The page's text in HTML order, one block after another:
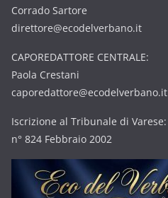
Corrado Sartore
direttore@ecodelverbano.it
CAPOREDATTORE CENTRALE:
Paola Crestani
caporedattore@ecodelverbano.it
Iscrizione al Tribunale di Varese:
n° 824 Febbraio 2002